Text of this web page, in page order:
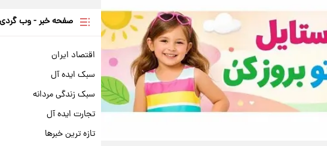
صفحه خبر - وب گردی
اقتصاد ایران
سبک ایده آل
سبک زندگی مردانه
تجارت ایده آل
تازه ترین خبرها